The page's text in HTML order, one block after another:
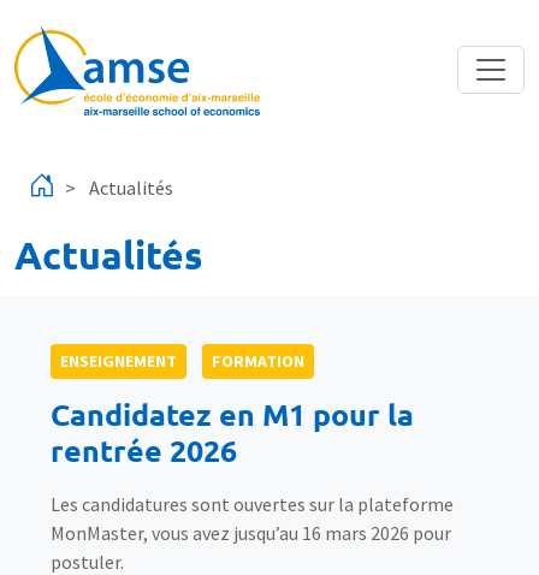
Actualités
Actualités
ENSEIGNEMENT FORMATION
Candidatez en M1 pour la
rentrée 2026
Les candidatures sont ouvertes sur la plateforme
MonMaster, vous avez jusqu’au 16 mars 2026 pour
postuler.